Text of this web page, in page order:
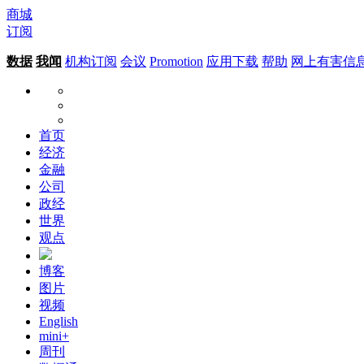
商城
订阅
数据 我闻 机构订阅 会议 Promotion 应用下载 帮助 网上有害信
首页
经济
金融
公司
政经
世界
观点
博客
图片
视频
English
mini+
周刊